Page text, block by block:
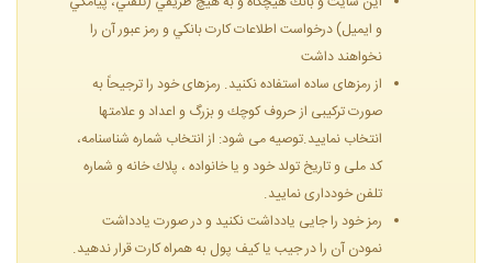
و ايميل) درخواست اطلاعات كارت بانكي و رمز عبور آن را
نخواهند داشت
از رمزهای ساده استفاده نكنید. رمزهای خود را ترجیحاً به
صورت تركیبی از حروف كوچك و بزرگ و اعداد و علامتها
انتخاب نمایید.توصیه می شود: از انتخاب شماره شناسنامه،
کد ملی و تاریخ تولد خود و یا خانواده ، پلاك خانه و شماره
تلفن خودداری نمایید.
رمز خود را جایی یادداشت نكنید و در صورت یادداشت
نمودن آن را در جیب یا كیف پول به همراه كارت قرار ندهید.